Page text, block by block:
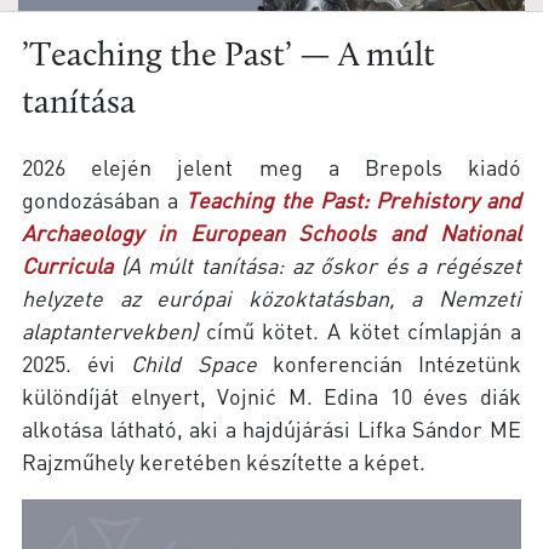
’Teaching the Past’ — A múlt
tanítása
2026 elején jelent meg a Brepols kiadó
gondozásában a Teaching the Past: Prehistory and
Archaeology in European Schools and National
Curricula(A múlt tanítása: az őskor és a régészet
helyzete az európai közoktatásban, a Nemzeti
alaptantervekben) című kötet. A kötet címlapján a
2025. évi Child Spacekonferencián Intézetünk
különdíját elnyert, Vojnić M. Edina 10 éves diák
alkotása látható, aki a hajdújárási Lifka Sándor ME
Rajzműhely keretében készítette a képet.